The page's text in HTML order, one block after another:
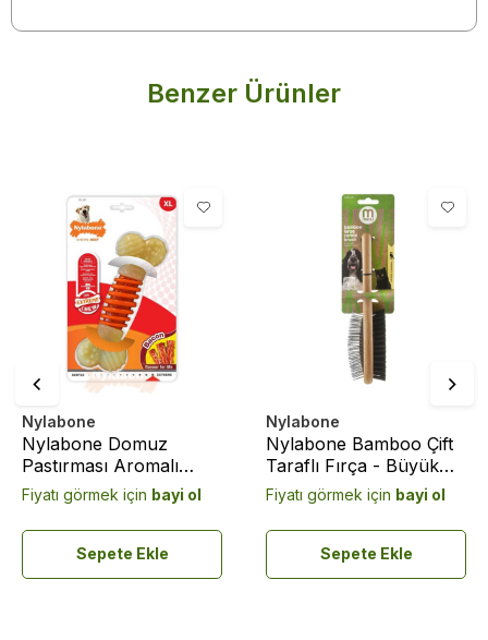
Benzer Ürünler
Nylabone
Nylabone Domuz
Pastırması Aromalı
Köpek Çiğneme Kemiği
XL
Fiyatı görmek için bayi ol
Sepete Ekle
Nylabone
Nylabone Bamboo Çift
Taraflı Fırça - Büyük
(6280015)
Fiyatı görmek için bayi ol
Sepete Ekle